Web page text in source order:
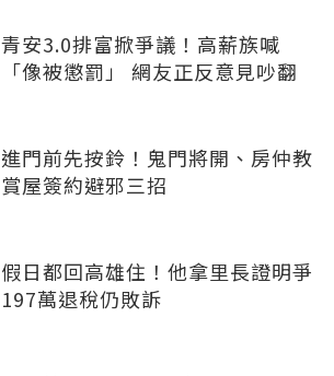
青安3.0排富掀爭議！高薪族喊
「像被懲罰」 網友正反意見吵翻
進門前先按鈴！鬼門將開、房仲教
賞屋簽約避邪三招
假日都回高雄住！他拿里長證明爭
197萬退稅仍敗訴